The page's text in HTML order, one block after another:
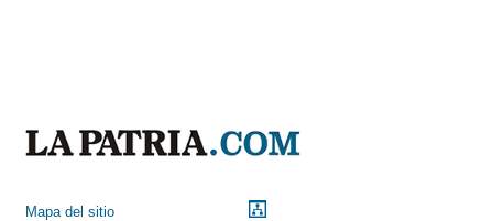
Mapa del sitio